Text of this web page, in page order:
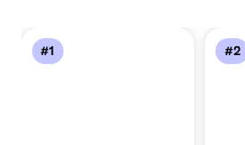
#1 #2